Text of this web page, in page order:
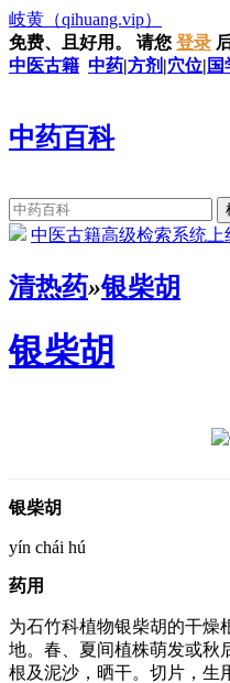
岐黄 （qihuang.vip）
免费、且好用。
请您 登录
中医古籍 中药|方剂 |穴位| 国
中药百科
中医古籍高级检索系统上
清热药»银柴胡
银柴胡
银柴胡
yín chái hú
药用
为石竹科植物银柴胡的干燥
地。春、夏间植株萌发或秋
根及泥沙，晒干。切片，生